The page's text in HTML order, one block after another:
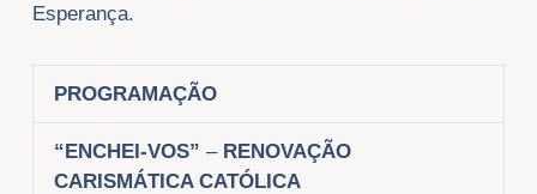
Esperança.
PROGRAMAÇÃO
“ENCHEI-VOS” – RENOVAÇÃO
CARISMÁTICA CATÓLICA